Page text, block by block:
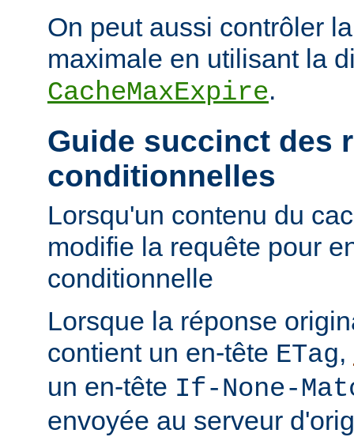
On peut aussi contrôler
maximale en utilisant la
CacheMaxExpire.
Guide succinct des
conditionnelles
Lorsqu'un contenu du
modifie la requête pour
conditionnelle
Lorsque la réponse
contient un en-tête ETag,
un en-tête If-None-
envoyée au serveur